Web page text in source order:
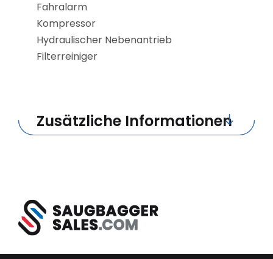
Fahralarm
Kompressor
Hydraulischer Nebenantrieb
Filterreiniger
Zusätzliche Informationen